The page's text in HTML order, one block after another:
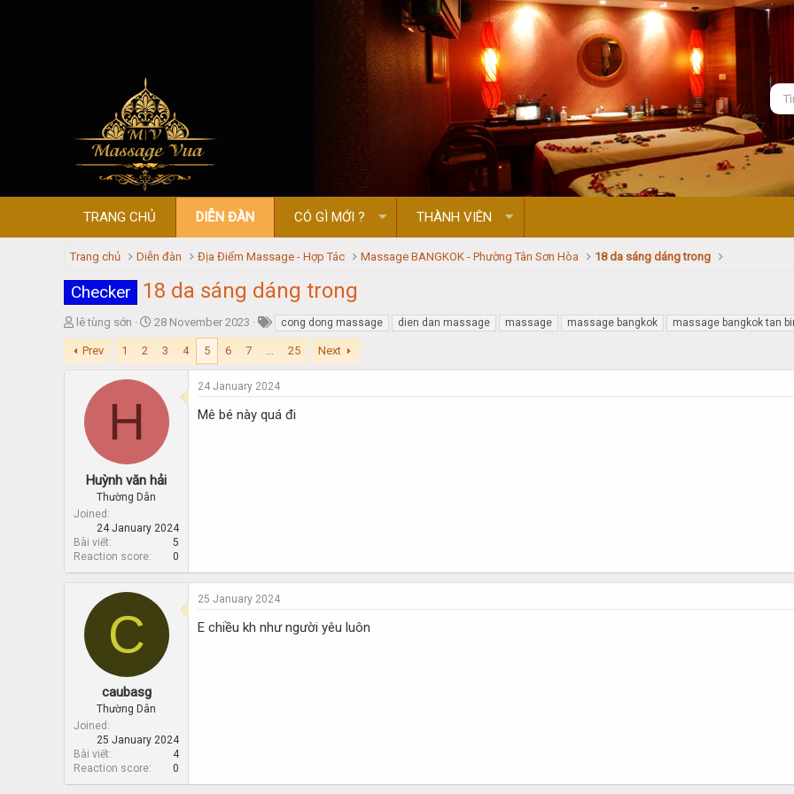
TRANG CHỦ DIỄN ĐÀN CÓ GÌ MỚI ? THÀNH VIÊN
Trang chủ Diễn đàn Địa Điểm Massage - Hợp Tác Massage BANGKOK - Phường Tân Sơn Hòa 18 da sáng dáng trong
Checker 18 da sáng dáng trong
T
h
r
r
lê tùng sớn
S
t
e
28 November 2023 cong dong massage dien dan massage massage massage bangkok massage bangkok tan
Prev 1 2 3 4 5 6 7 ... 25 Next
H
Huỳnh văn hải
Thường Dân
Joined
24 January 2024
Bài viết
5
Reaction score
0
24 January 2024
Mê bé này quá đi
C
caubasg
Thường Dân
Joined
25 January 2024
Bài viết
4
Reaction score
0
25 January 2024
E chiều kh như người yêu luôn